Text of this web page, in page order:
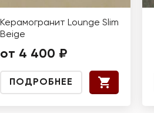
Керамогранит Lounge Slim
Beige
от 4 400 ₽
ПОДРОБНЕЕ